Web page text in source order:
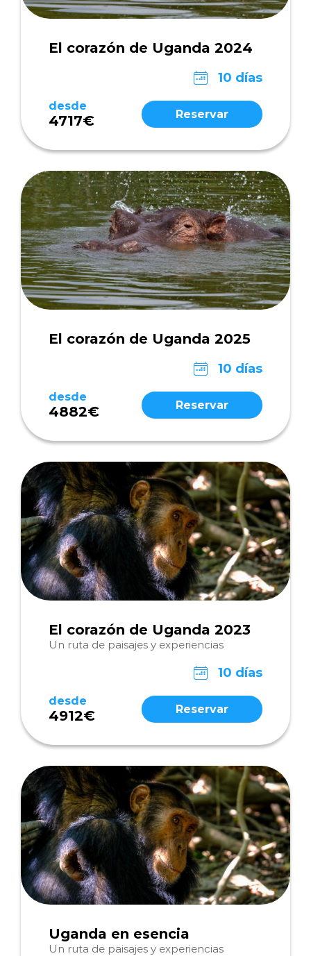
El corazón de Uganda 2024
10 días
desde
4717€ Reservar
El corazón de Uganda 2025
10 días
desde
4882€ Reservar
El corazón de Uganda 2023
Un ruta de paisajes y experiencias
10 días
desde
4912€ Reservar
Uganda en esencia
Un ruta de paisajes y experiencias